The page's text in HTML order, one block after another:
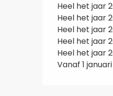
Heel het jaar
Heel het jaar
Heel het jaar
Heel het jaar
Heel het jaar
Vanaf 1